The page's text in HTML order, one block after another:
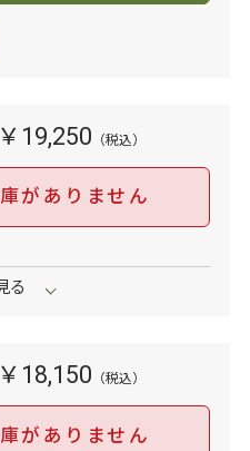
￥19,250
がありません
￥18,150
がありません